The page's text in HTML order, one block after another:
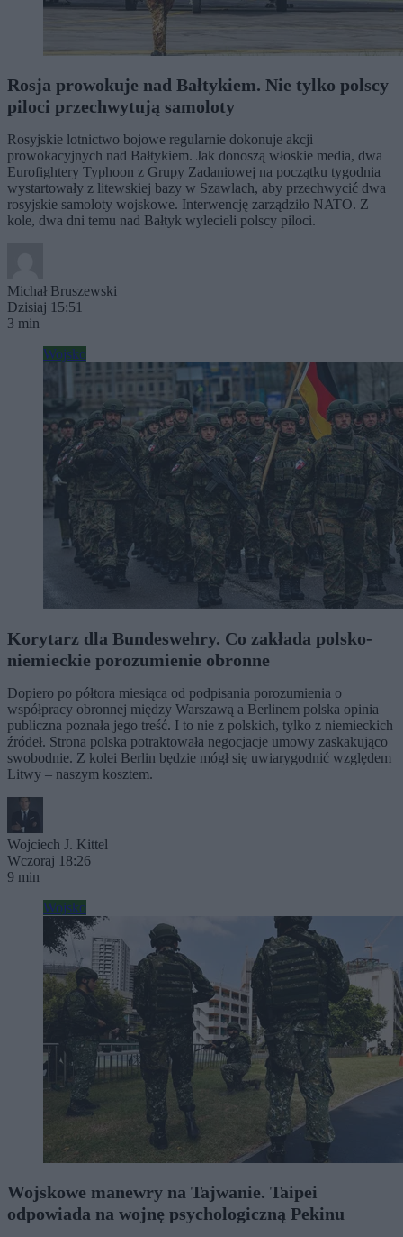
Rosja prowokuje nad Bałtykiem. Nie tylko polscy
piloci przechwytują samoloty
Rosyjskie lotnictwo bojowe regularnie dokonuje akcji
prowokacyjnych nad Bałtykiem. Jak donoszą włoskie media, dwa
Eurofightery Typhoon z Grupy Zadaniowej na początku tygodnia
wystartowały z litewskiej bazy w Szawlach, aby przechwycić dwa
rosyjskie samoloty wojskowe. Interwencję zarządziło NATO. Z
kole, dwa dni temu nad Bałtyk wylecieli polscy piloci.
Michał Bruszewski
Dzisiaj 15:51
3 min
Wojsko
Korytarz dla Bundeswehry. Co zakłada polsko-
niemieckie porozumienie obronne
Dopiero po półtora miesiąca od podpisania porozumienia o
współpracy obronnej między Warszawą a Berlinem polska opinia
publiczna poznała jego treść. I to nie z polskich, tylko z niemieckich
źródeł. Strona polska potraktowała negocjacje umowy zaskakująco
swobodnie. Z kolei Berlin będzie mógł się uwiarygodnić względem
Litwy – naszym kosztem.
Wojciech J. Kittel
Wczoraj 18:26
9 min
Wojsko
Wojskowe manewry na Tajwanie. Taipei
odpowiada na wojnę psychologiczną Pekinu